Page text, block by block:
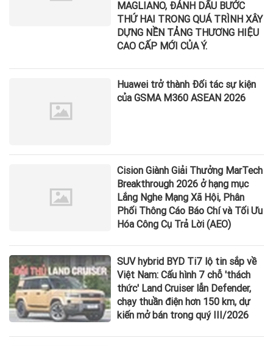
MAGLIANO, ĐÁNH DẤU BƯỚC
THỨ HAI TRONG QUÁ TRÌNH XÂY
DỰNG NỀN TẢNG THƯƠNG HIỆU
CAO CẤP MỚI CỦA Ý.
Huawei trở thành Đối tác sự kiện
của GSMA M360 ASEAN 2026
Cision Giành Giải Thưởng MarTech
Breakthrough 2026 ở hạng mục
Lắng Nghe Mạng Xã Hội, Phân
Phối Thông Cáo Báo Chí và Tối Ưu
Hóa Công Cụ Trả Lời (AEO)
SUV hybrid BYD Ti7 lộ tin sắp về
Việt Nam: Cấu hình 7 chỗ 'thách
thức' Land Cruiser lẫn Defender,
chạy thuần điện hơn 150 km, dự
kiến mở bán trong quý III/2026